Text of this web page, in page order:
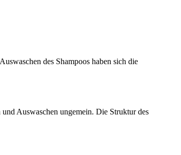
des Shampoos haben sich die
Auswaschen ungemein. Die Struktur des